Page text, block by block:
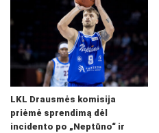
LKL Drausmės komisija
priėmė sprendimą dėl
incidento po „Neptūno“ ir